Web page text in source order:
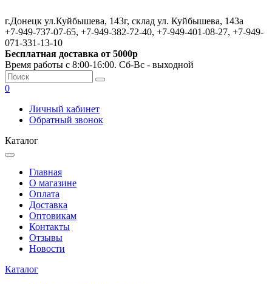
г.Донецк ул.Куйбышева, 143г, склад ул. Куйбышева, 143а
+7-949-737-07-65, +7-949-382-72-40, +7-949-401-08-27, +7-949-
071-331-13-10
Бесплатная доставка от 5000р
Время работы с 8:00-16:00. Сб-Вс - выходной
0
Личный кабинет
Обратный звонок
Каталог
Главная
О магазине
Оплата
Доставка
Оптовикам
Контакты
Отзывы
Новости
Каталог